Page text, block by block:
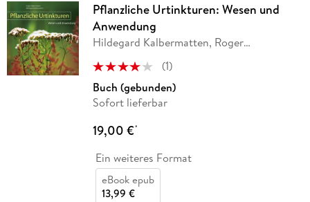
Pflanzliche Urtinkturen: Wesen und
Anwendung
Hildegard Kalbermatten, Roger
(1)
Buch (gebunden)
Sofort lieferbar
19,00 €*
Ein weiteres Format
eBook epub
13,99 €